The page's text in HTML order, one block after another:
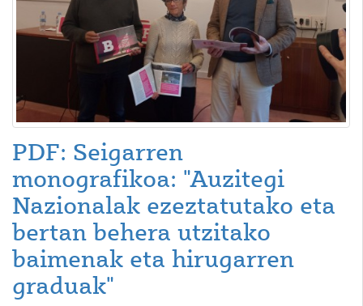
PDF: Seigarren
monografikoa: "Auzitegi
Nazionalak ezeztatutako eta
bertan behera utzitako
baimenak eta hirugarren
graduak"